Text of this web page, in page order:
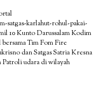
satgas-karlahut-rohul-pakai-
10 Kunto Darussalam Kodim
Tim Fom Fire
dan Satgas Satria Kresna
Patroli udara di wilayah